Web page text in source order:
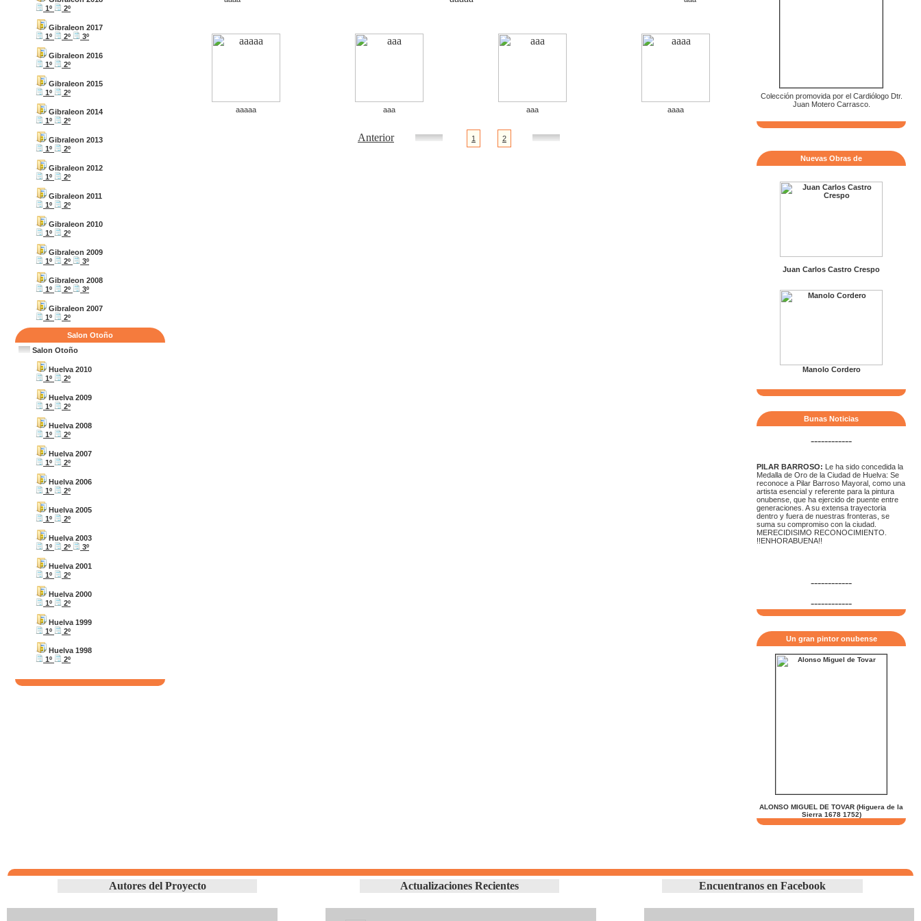
1º
2º
Gibraleon 2017
1º
2º 3º
Gibraleon 2016
1º
2º
Gibraleon 2015
1º
2º
Gibraleon 2014
1º
2º
Gibraleon 2013
1º
2º
Gibraleon 2012
1º
2º
Gibraleon 2011
1º
2º
Gibraleon 2010
1º
2º
Gibraleon 2009
1º
2º 3º
Gibraleon 2008
1º
2º 3º
Gibraleon 2007
1º
2º
Salon Otoño
Salon Otoño
Huelva 2010
1º
2º
Huelva 2009
1º
2º
Huelva 2008
1º
2º
Huelva 2007
1º
2º
Huelva 2006
1º
2º
Huelva 2005
1º
2º
Huelva 2003
1º
2º 3º
Huelva 2001
1º
2º
Huelva 2000
1º
2º
Huelva 1999
1º
2º
Huelva 1998
1º
2º
aaaaa aaa aaa aaaa
Anterior 1 2
Colección promovida por el Cardiólogo Dtr.
Juan Motero Carrasco.
Nuevas Obras de
Juan Carlos Castro Crespo
Manolo Cordero
Bunas Noticias
------------
PILAR BARROSO: Le ha sido concedida la
Medalla de Oro de la Ciudad de Huelva: Se
reconoce a Pilar Barroso Mayoral, como una
artista esencial y referente para la pintura
onubense, que ha ejercido de puente entre
generaciones. A su extensa trayectoria
dentro y fuera de nuestras fronteras, se
suma su compromiso con la ciudad.
MERECIDISIMO RECONOCIMIENTO.
!!ENHORABUENA!!
------------
------------
Un gran pintor onubense
ALONSO MIGUEL DE TOVAR (Higuera de la
Sierra 1678 1752)
Autores del Proyecto Actualizaciones Recientes Encuentranos en Facebook